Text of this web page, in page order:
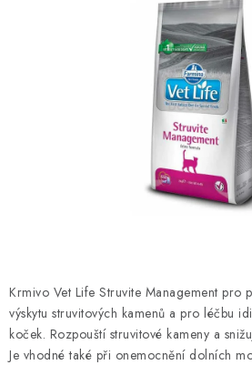
KRÁLÍCI/HLODAVCI/PTÁCI
Krmivo Vet Life Struvite Management pro
výskytu struvitových kamenů a pro léčbu
koček. Rozpouští struvitové kameny a
Je vhodné také při onemocnění dolních